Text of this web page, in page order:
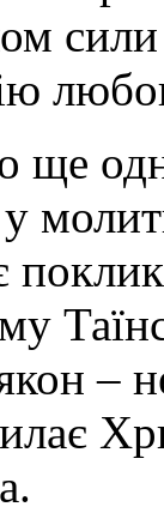
ще
–